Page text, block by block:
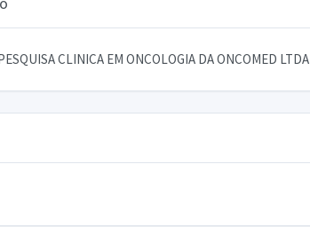
CLINICA EM ONCOLOGIA DA ONCOMED LTDA